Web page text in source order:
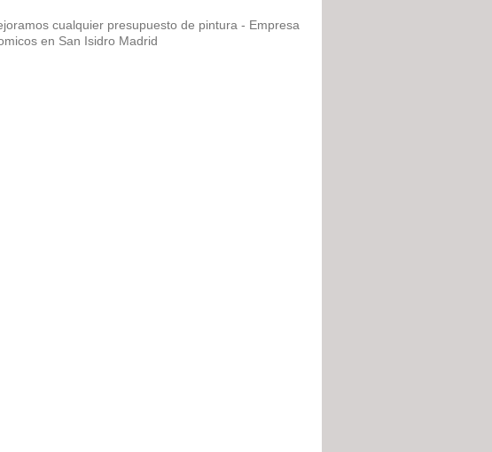
cualquier presupuesto de pintura - Empresa
en San Isidro Madrid